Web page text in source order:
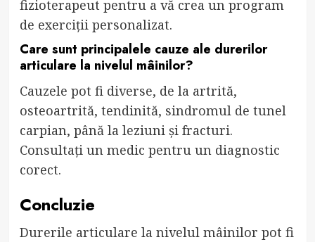
fizioterapeut pentru a vă crea un program
de exerciții personalizat.
Care sunt principalele cauze ale durerilor
articulare la nivelul mâinilor?
Cauzele pot fi diverse, de la artrită,
osteoartrită, tendinită, sindromul de tunel
carpian, până la leziuni și fracturi.
Consultați un medic pentru un diagnostic
corect.
Concluzie
Durerile articulare la nivelul mâinilor pot fi